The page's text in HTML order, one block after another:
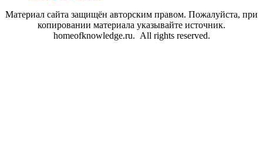
Материал сайта защищён авторским правом. Пожалуйста, при
копировании материала указывайте источник.
homeofknowledge.ru. All rights reserved.